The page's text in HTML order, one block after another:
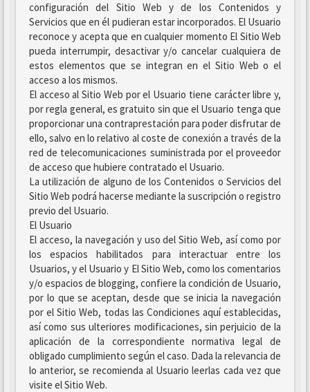
configuración del Sitio Web y de los Contenidos y
Servicios que en él pudieran estar incorporados. El Usuario
reconoce y acepta que en cualquier momento El Sitio Web
pueda interrumpir, desactivar y/o cancelar cualquiera de
estos elementos que se integran en el Sitio Web o el
acceso a los mismos.
El acceso al Sitio Web por el Usuario tiene carácter libre y,
por regla general, es gratuito sin que el Usuario tenga que
proporcionar una contraprestación para poder disfrutar de
ello, salvo en lo relativo al coste de conexión a través de la
red de telecomunicaciones suministrada por el proveedor
de acceso que hubiere contratado el Usuario.
La utilización de alguno de los Contenidos o Servicios del
Sitio Web podrá hacerse mediante la suscripción o registro
previo del Usuario.
El Usuario
El acceso, la navegación y uso del Sitio Web, así como por
los espacios habilitados para interactuar entre los
Usuarios, y el Usuario y El Sitio Web, como los comentarios
y/o espacios de blogging, confiere la condición de Usuario,
por lo que se aceptan, desde que se inicia la navegación
por el Sitio Web, todas las Condiciones aquí establecidas,
así como sus ulteriores modificaciones, sin perjuicio de la
aplicación de la correspondiente normativa legal de
obligado cumplimiento según el caso. Dada la relevancia de
lo anterior, se recomienda al Usuario leerlas cada vez que
visite el Sitio Web.